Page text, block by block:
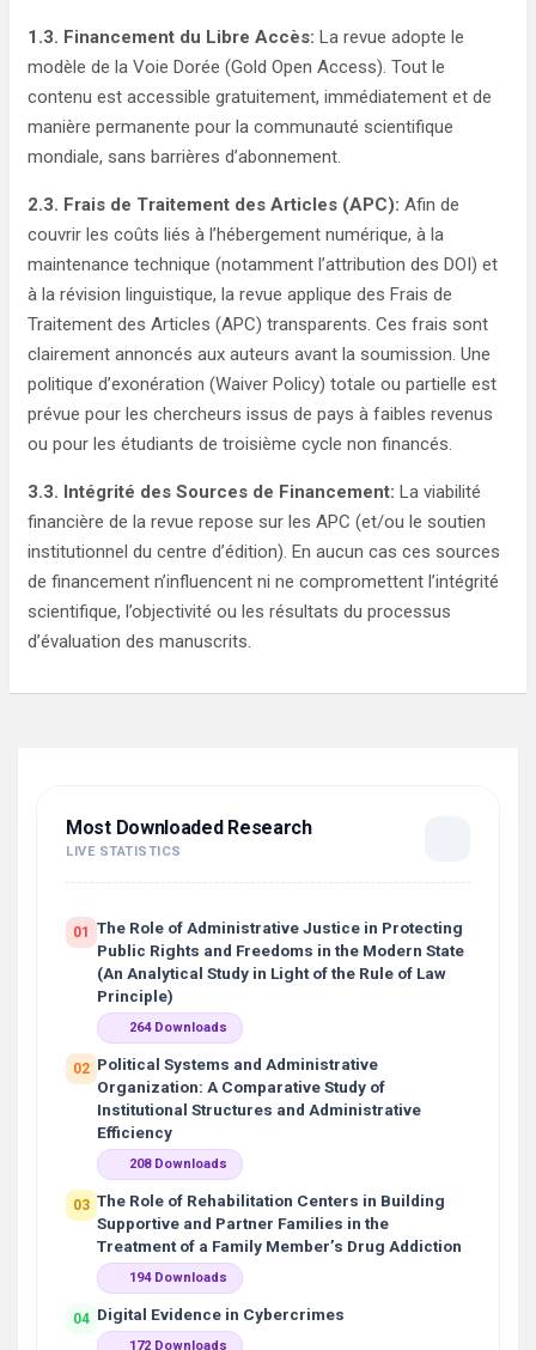
1.3. Financement du Libre Accès: La revue adopte le
modèle de la Voie Dorée (Gold Open Access). Tout le
contenu est accessible gratuitement, immédiatement et de
manière permanente pour la communauté scientifique
mondiale, sans barrières d’abonnement.
2.3. Frais de Traitement des Articles (APC): Afin de
couvrir les coûts liés à l’hébergement numérique, à la
maintenance technique (notamment l’attribution des DOI) et
à la révision linguistique, la revue applique des Frais de
Traitement des Articles (APC) transparents. Ces frais sont
clairement annoncés aux auteurs avant la soumission. Une
politique d’exonération (Waiver Policy) totale ou partielle est
prévue pour les chercheurs issus de pays à faibles revenus
ou pour les étudiants de troisième cycle non financés.
3.3. Intégrité des Sources de Financement: La viabilité
financière de la revue repose sur les APC (et/ou le soutien
institutionnel du centre d’édition). En aucun cas ces sources
de financement n’influencent ni ne compromettent l’intégrité
scientifique, l’objectivité ou les résultats du processus
d’évaluation des manuscrits.
Most Downloaded Research
LIVE STATISTICS
01
The Role of Administrative Justice in Protecting
Public Rights and Freedoms in the Modern State
(An Analytical Study in Light of the Rule of Law
Principle)
264 Downloads
02 Political Systems and Administrative
Organization: A Comparative Study of
Institutional Structures and Administrative
Efficiency
208 Downloads
03 The Role of Rehabilitation Centers in Building
Supportive and Partner Families in the
Treatment of a Family Member’s Drug Addiction
194 Downloads
04 Digital Evidence in Cybercrimes
172 Downloads